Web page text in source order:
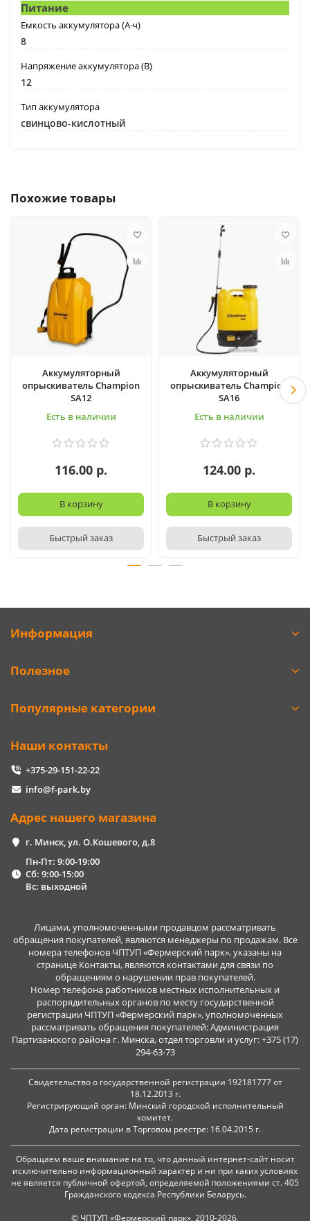
Питание
Емкость аккумулятора (А·ч)
8
Напряжение аккумулятора (В)
12
Тип аккумулятора
свинцово-кислотный
Похожие товары
Аккумуляторный
опрыскиватель Champion
SA12
Есть в наличии
116.00 р.
В корзину
Быстрый заказ
Аккумуляторный
опрыскиватель Champion
SA16
Есть в наличии
124.00 р.
В корзину
Быстрый заказ
Информация
Полезное
Популярные категории
Наши контакты
+375-29-151-22-22
info@f-park.by
Адрес нашего магазина
г. Минск, ул. О.Кошевого, д.8
Пн-Пт: 9:00-19:00
Сб: 9:00-15:00
Вс: выходной
Лицами, уполномоченными продавцом рассматривать
обращения покупателей, являются менеджеры по продажам. Все
номера телефонов ЧПТУП «Фермерский парк», указаны на
странице Контакты, являются контактами для связи по
обращениям о нарушении прав покупателей.
Номер телефона работников местных исполнительных и
распорядительных органов по месту государственной
регистрации ЧПТУП «Фермерский парк», уполномоченных
рассматривать обращения покупателей: Администрация
Партизанского района г. Минска, отдел торговли и услуг: +375 (17)
294-63-73
Свидетельство о государственной регистрации 192181777 от
18.12.2013 г.
Регистрирующий орган: Минский городской исполнительный
комитет.
Дата регистрации в Торговом реестре: 16.04.2015 г.
Обращаем ваше внимание на то, что данный интернет-сайт носит
исключительно информационный характер и ни при каких условиях
не является публичной офертой, определяемой положениями ст. 405
Гражданского кодекса Республики Беларусь.
© ЧПТУП «Фермерский парк», 2010-2026.